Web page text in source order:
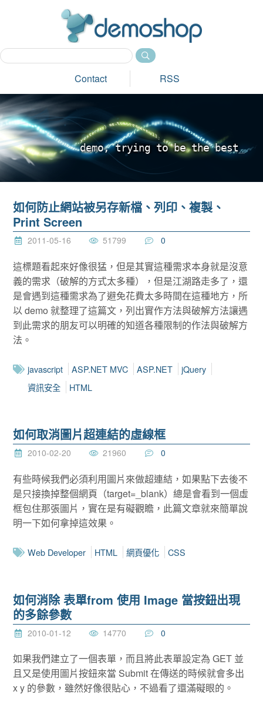
Contact RSS
demo, trying to be the best_
如何防止網站被另存新檔、列印、複製、
Print Screen
2011-05-16 51799 0
這標題看起來好像很猛，但是其實這種需求本身就是沒意
義的需求（破解的方式太多種），但是江湖路走多了，還
是會遇到這種需求為了避免花費太多時間在這種地方，所
以 demo 就整理了這篇文，列出實作方法與破解方法讓遇
到此需求的朋友可以明確的知道各種限制的作法與破解方
法。
javascript ASP.NET MVC ASP.NET
jQuery
資訊安全
HTML
如何取消圖片超連結的虛線框
2010-02-20 21960 0
有些時候我們必須利用圖片來做超連結，如果點下去後不
是只接換掉整個網頁（target=_blank）總是會看到一個虛
框包住那張圖片，實在是有礙觀瞻，此篇文章就來簡單說
明一下如何拿掉這效果。
Web Developer HTML 網頁優化 CSS
如何消除 表單from 使用 Image 當按鈕出現
的多餘參數
2010-01-12 14770 0
如果我們建立了一個表單，而且將此表單設定為 GET 並
且又是使用圖片按鈕來當 Submit 在傳送的時候就會多出
x y 的參數，雖然好像很貼心，不過看了還滿礙眼的。